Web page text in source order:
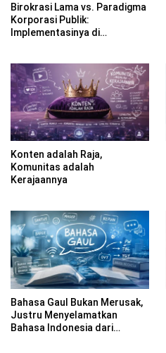
Birokrasi Lama vs. Paradigma
Korporasi Publik:
Implementasinya di
Konten adalah Raja,
Komunitas adalah
Kerajaannya
Bahasa Gaul Bukan Merusak,
Justru Menyelamatkan
Bahasa Indonesia dari